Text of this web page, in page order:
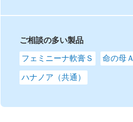
ご相談の多い製品
フェミニーナ軟膏Ｓ 命の母Ａ
ハナノア（共通）